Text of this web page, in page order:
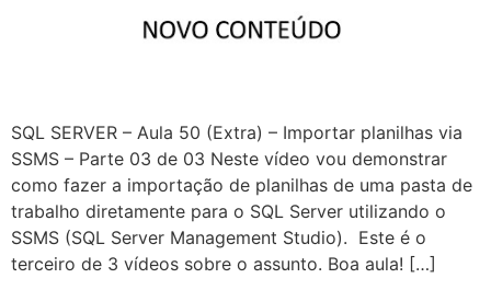
SQL SERVER – Aula 50 (Extra) – Importar planilhas via
SSMS – Parte 03 de 03 Neste vídeo vou demonstrar
como fazer a importação de planilhas de uma pasta de
trabalho diretamente para o SQL Server utilizando o
SSMS (SQL Server Management Studio). Este é o
terceiro de 3 vídeos sobre o assunto. Boa aula! […]